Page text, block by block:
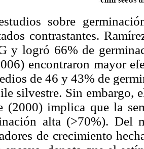
sobre
contrastantes.
y logró 66% de
encontraron mayor
de 46 y 43% de
silvestre. Sin embargo,
(2000) implica que la
alta (>70%). Del
de crecimiento